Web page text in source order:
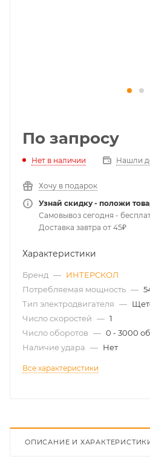
По запросу
Нет в наличии Нашли
Хочу в подарок
Узнай скидку - положи
Самовывоз сегодня -
Доставка завтра от 45₽
Характеристики
Бренд — ИНТЕРСКОЛ
Потребляемая мощность —
Тип электродвигателя —
Число скоростей — 1
Число оборотов — 0 - 3000
Наличие удара — Нет
Все характеристики
ОПИСАНИЕ И